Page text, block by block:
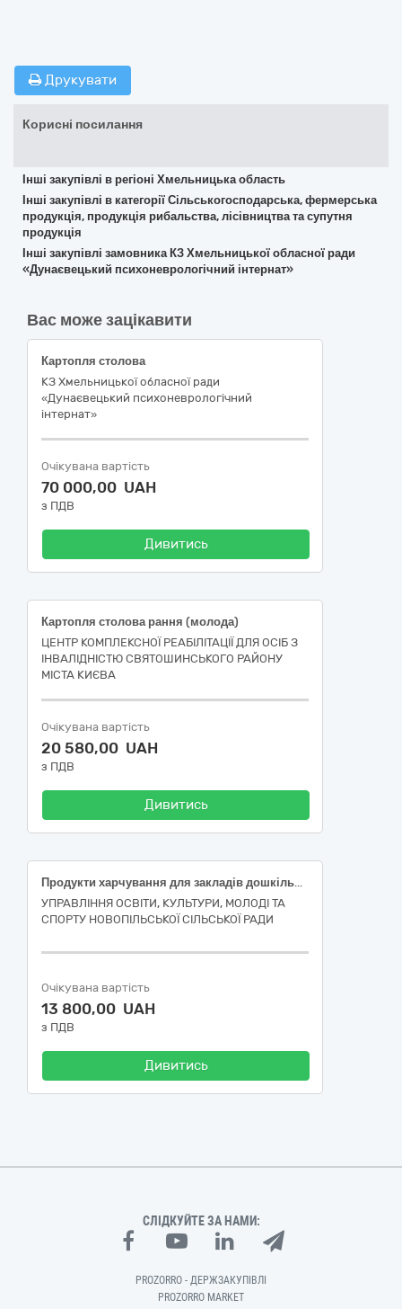
Друкувати
Корисні посилання
Інші закупівлі в регіоні Хмельницька область
Інші закупівлі в категорії Сільськогосподарська, фермерська
продукція, продукція рибальства, лісівництва та супутня
продукція
Інші закупівлі замовника КЗ Хмельницької обласної ради
«Дунаєвецький психоневрологічний інтернат»
Вас може зацікавити
Картопля столова
КЗ Хмельницької обласної ради
«Дунаєвецький психоневрологічний
інтернат»
Очікувана вартість
70 000,00 UAH
з ПДВ
Дивитись
Картопля столова рання (молода)
ЦЕНТР КОМПЛЕКСНОЇ РЕАБІЛІТАЦІЇ ДЛЯ ОСІБ З
ІНВАЛІДНІСТЮ СВЯТОШИНСЬКОГО РАЙОНУ
МІСТА КИЄВА
Очікувана вартість
20 580,00 UAH
з ПДВ
Дивитись
Продукти харчування для закладів дошкільної освіти Управління освіти, культури, молоді та спорту Новопільської сільської ради
УПРАВЛІННЯ ОСВІТИ, КУЛЬТУРИ, МОЛОДІ ТА
СПОРТУ НОВОПІЛЬСЬКОЇ СІЛЬСЬКОЇ РАДИ
Очікувана вартість
13 800,00 UAH
з ПДВ
Дивитись
СЛІДКУЙТЕ ЗА НАМИ:
PROZORRO - ДЕРЖЗАКУПІВЛІ
PROZORRO MARKET